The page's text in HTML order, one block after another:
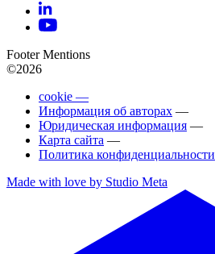
Footer Mentions
©2026
cookie —
Информация об авторах —
Юридическая информация —
Карта сайта —
Политика конфиденциальности
Made with love by Studio Meta